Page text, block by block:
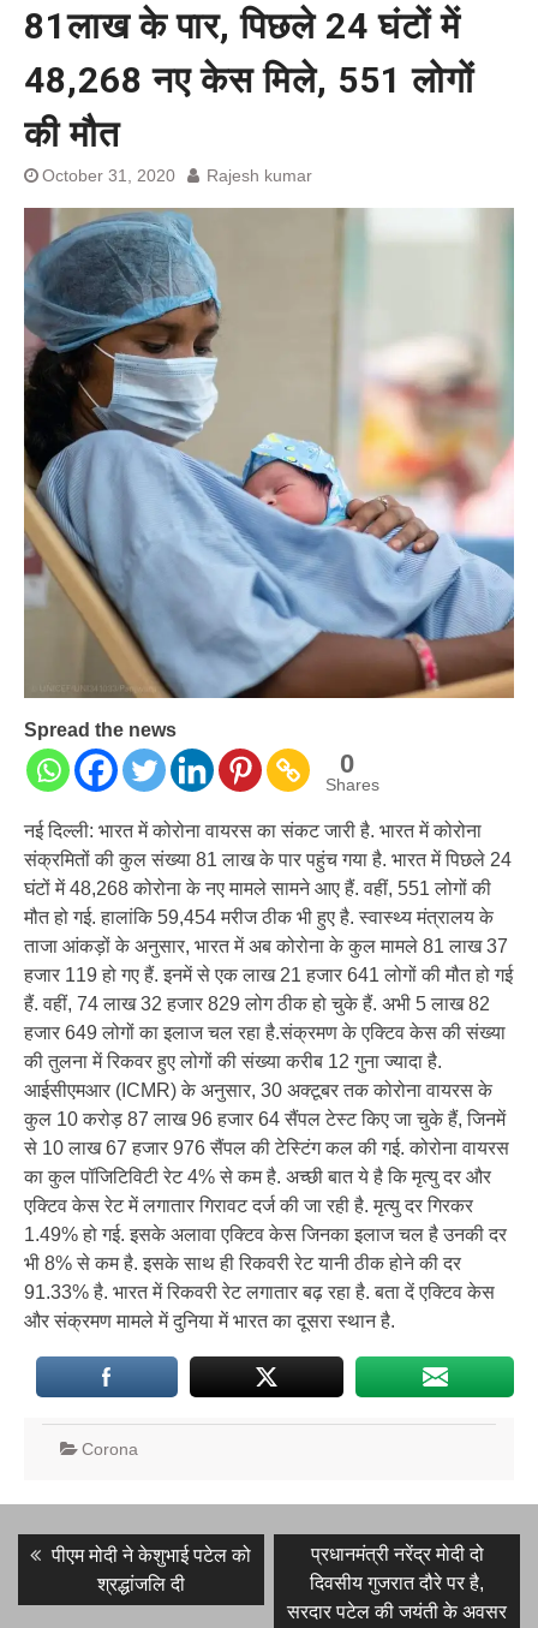
बेल बॉन्ड
81लाख के पार, पिछले 24 घंटों में
48,268 नए केस मिले, 551 लोगों
की मौत
October 31, 2020 Rajesh kumar
Spread the news
0
Shares
नई दिल्ली: भारत में कोरोना वायरस का संकट जारी है. भारत में कोरोना
संक्रमितों की कुल संख्या 81 लाख के पार पहुंच गया है. भारत में पिछले 24
घंटों में 48,268 कोरोना के नए मामले सामने आए हैं. वहीं, 551 लोगों की
मौत हो गई. हालांकि 59,454 मरीज ठीक भी हुए है. स्वास्थ्य मंत्रालय के
ताजा आंकड़ों के अनुसार, भारत में अब कोरोना के कुल मामले 81 लाख 37
हजार 119 हो गए हैं. इनमें से एक लाख 21 हजार 641 लोगों की मौत हो गई
हैं. वहीं, 74 लाख 32 हजार 829 लोग ठीक हो चुके हैं. अभी 5 लाख 82
हजार 649 लोगों का इलाज चल रहा है.संक्रमण के एक्टिव केस की संख्या
की तुलना में रिकवर हुए लोगों की संख्या करीब 12 गुना ज्यादा है.
आईसीएमआर (ICMR) के अनुसार, 30 अक्टूबर तक कोरोना वायरस के
कुल 10 करोड़ 87 लाख 96 हजार 64 सैंपल टेस्ट किए जा चुके हैं, जिनमें
से 10 लाख 67 हजार 976 सैंपल की टेस्टिंग कल की गई. कोरोना वायरस
का कुल पॉजिटिविटी रेट 4% से कम है. अच्छी बात ये है कि मृत्यु दर और
एक्टिव केस रेट में लगातार गिरावट दर्ज की जा रही है. मृत्यु दर गिरकर
1.49% हो गई. इसके अलावा एक्टिव केस जिनका इलाज चल है उनकी दर
भी 8% से कम है. इसके साथ ही रिकवरी रेट यानी ठीक होने की दर
91.33% है. भारत में रिकवरी रेट लगातार बढ़ रहा है. बता दें एक्टिव केस
और संक्रमण मामले में दुनिया में भारत का दूसरा स्थान है.
Corona
Post
navigation
Previous
पीएम मोदी ने केशुभाई पटेल को
श्रद्धांजलि दी
Next
post:
प्रधानमंत्री नरेंद्र मोदी दो
दिवसीय गुजरात दौरे पर है,
सरदार पटेल की जयंती के अवसर